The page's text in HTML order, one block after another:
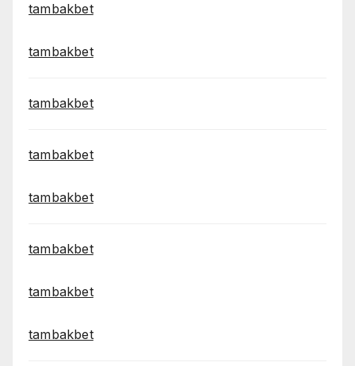
tambakbet
tambakbet
tambakbet
tambakbet
tambakbet
tambakbet
tambakbet
tambakbet